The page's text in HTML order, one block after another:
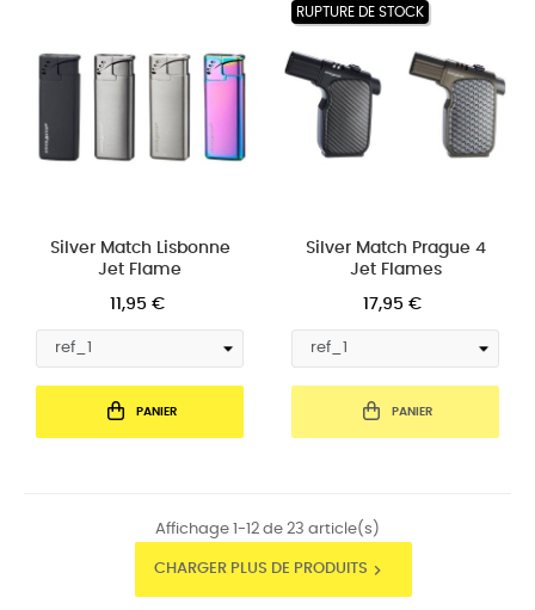
Silver Match Lisbonne
Jet Flame
11,95 €
PANIER
RUPTURE DE STOCK
Silver Match Prague 4
Jet Flames
17,95 €
PANIER
Affichage 1-12 de 23 article(s)
CHARGER PLUS DE PRODUITS 